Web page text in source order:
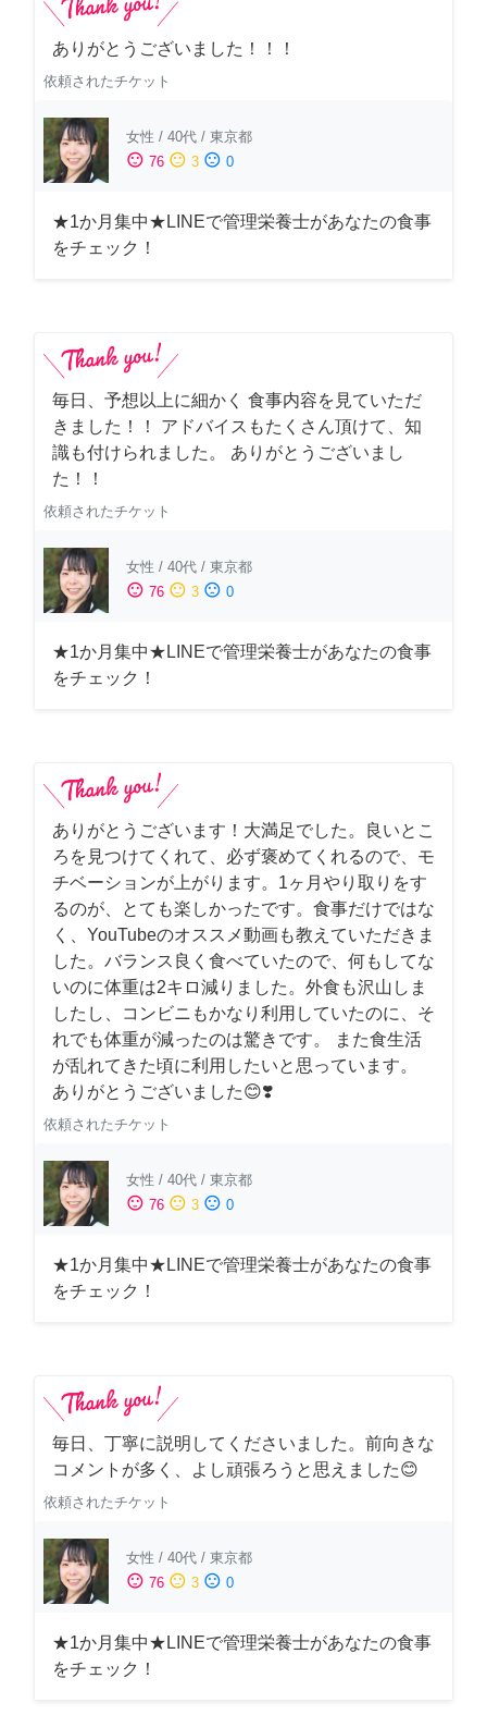
ありがとうございました！！！
依頼されたチケット
女性 / 40代 / 東京都
sentiment_satisfied 76 sentiment_neutral 3 sentiment_dissatisfied 0
★1か月集中★LINEで管理栄養士があなたの食事
をチェック！
毎日、予想以上に細かく 食事内容を見ていただ
きました！！ アドバイスもたくさん頂けて、知
識も付けられました。 ありがとうございまし
た！！
依頼されたチケット
女性 / 40代 / 東京都
sentiment_satisfied 76 sentiment_neutral 3 sentiment_dissatisfied 0
★1か月集中★LINEで管理栄養士があなたの食事
をチェック！
ありがとうございます！大満足でした。良いとこ
ろを見つけてくれて、必ず褒めてくれるので、モ
チベーションが上がります。1ヶ月やり取りをす
るのが、とても楽しかったです。食事だけではな
く、YouTubeのオススメ動画も教えていただきま
した。バランス良く食べていたので、何もしてな
いのに体重は2キロ減りました。外食も沢山しま
したし、コンビニもかなり利用していたのに、そ
れでも体重が減ったのは驚きです。 また食生活
が乱れてきた頃に利用したいと思っています。
ありがとうございました😊❣️
依頼されたチケット
女性 / 40代 / 東京都
sentiment_satisfied 76 sentiment_neutral 3 sentiment_dissatisfied 0
★1か月集中★LINEで管理栄養士があなたの食事
をチェック！
毎日、丁寧に説明してくださいました。前向きな
コメントが多く、よし頑張ろうと思えました😊
依頼されたチケット
女性 / 40代 / 東京都
sentiment_satisfied 76 sentiment_neutral 3 sentiment_dissatisfied 0
★1か月集中★LINEで管理栄養士があなたの食事
をチェック！